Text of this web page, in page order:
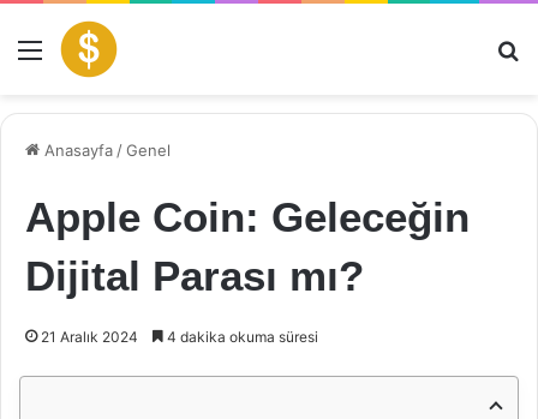
Menü
Anasayfa /Genel
Apple Coin: Geleceğin
Dijital Parası mı?
21 Aralık 2024 4 dakika okuma süresi